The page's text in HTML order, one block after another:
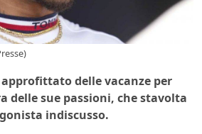
delle vacanze per
delle sue passioni, che stavolta
indiscusso.